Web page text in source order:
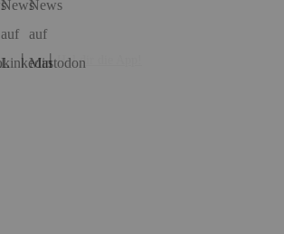
Hol dir die App!